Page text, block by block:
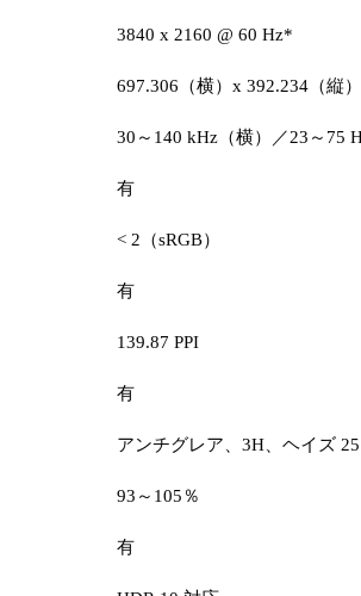
3840 x 2160 @ 60 Hz*
697.306（横）x 392.234（縦）
30～140 kHz（横）／23～75
有
< 2（sRGB）
有
139.87 PPI
有
アンチグレア、3H、ヘイズ
93～105％
有